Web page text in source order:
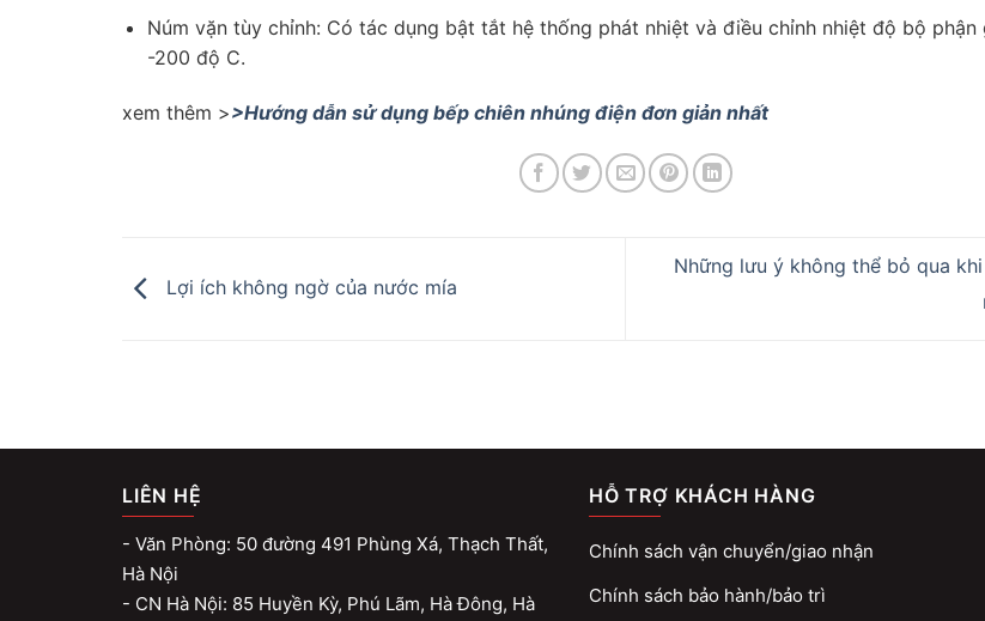
Núm vặn tùy chỉnh: Có tác dụng bật tắt hệ thống phát nhiệt và điều chỉnh nhiệt độ bộ
-200 độ C.
xem thêm >>Hướng dẫn sử dụng bếp chiên nhúng điện đơn giản nhất
Lợi ích không ngờ của nước mía
Những lưu ý không thể bỏ qua
LIÊN HỆ
- Văn Phòng: 50 đường 491 Phùng Xá, Thạch Thất,
Hà Nội
- CN Hà Nội: 85 Huyền Kỳ, Phú Lãm, Hà Đông, Hà
HỖ TRỢ KHÁCH HÀNG
Chính sách vận chuyển/giao nhận
Chính sách bảo hành/bảo trì